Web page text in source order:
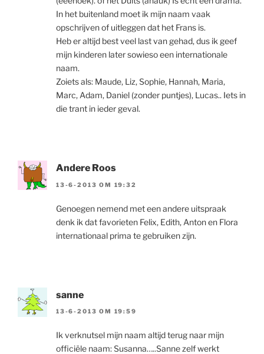
In het buitenland moet ik mijn naam vaak
opschrijven of uitleggen dat het Frans is.
Heb er altijd best veel last van gehad, dus ik geef
mijn kinderen later sowieso een internationale
naam.
Zoiets als: Maude, Liz, Sophie, Hannah, Maria,
Marc, Adam, Daniel (zonder puntjes), Lucas.. Iets in
die trant in ieder geval.
Andere Roos
13-6-2013 OM 19:32
Genoegen nemend met een andere uitspraak
denk ik dat favorieten Felix, Edith, Anton en Flora
internationaal prima te gebruiken zijn.
sanne
13-6-2013 OM 19:59
Ik verknutsel mijn naam altijd terug naar mijn
officiële naam: Susanna…..Sanne zelf werkt